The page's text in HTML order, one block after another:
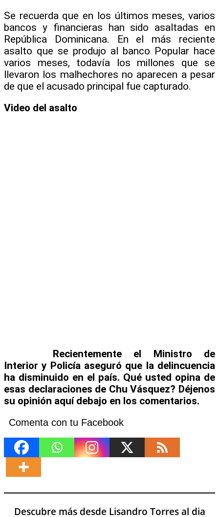
Se recuerda que en los últimos meses, varios
bancos y financieras han sido asaltadas en
República Dominicana. En el más reciente
asalto que se produjo al banco Popular hace
varios meses, todavía los millones que se
llevaron los malhechores no aparecen a pesar
de que el acusado principal fue capturado.
Video del asalto
Recientemente el Ministro de
Interior y Policía aseguró que la delincuencia
ha disminuido en el país. Qué usted opina de
esas declaraciones de Chu Vásquez? Déjenos
su opinión aquí debajo en los comentarios.
Comenta con tu Facebook
Descubre más desde Lisandro Torres al dia